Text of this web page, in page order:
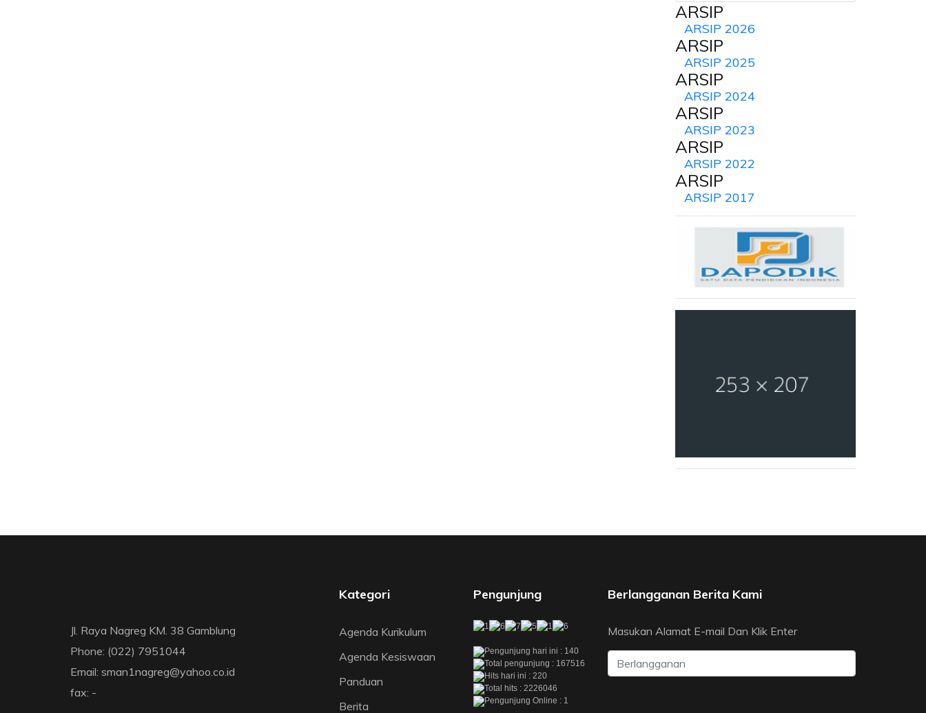
ARSIP
ARSIP 2026
ARSIP
ARSIP 2025
ARSIP
ARSIP 2024
ARSIP
ARSIP 2023
ARSIP
ARSIP 2022
ARSIP
ARSIP 2017
Jl. Raya Nagreg KM. 38 Gamblung
Phone: (022) 7951044
Email: sman1nagreg@yahoo.co.id
fax: -
Kategori
Agenda Kurikulum
Agenda Kesiswaan
Panduan
Berita
Pengunjung
Pengunjung hari ini : 140
Total pengunjung : 167516
Hits hari ini : 220
Total hits : 2226046
Pengunjung Online : 1
Berlangganan Berita Kami
Masukan Alamat E-mail Dan Klik Enter